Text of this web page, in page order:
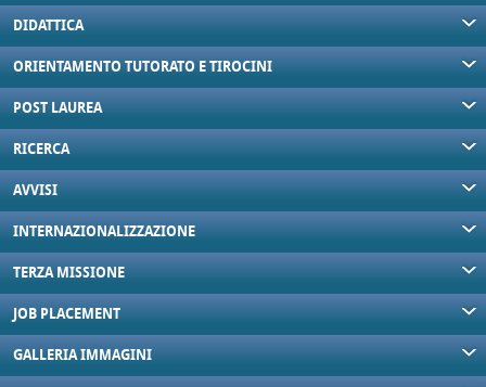
DIDATTICA
ORIENTAMENTO TUTORATO E TIROCINI
POST LAUREA
RICERCA
AVVISI
INTERNAZIONALIZZAZIONE
TERZA MISSIONE
JOB PLACEMENT
GALLERIA IMMAGINI